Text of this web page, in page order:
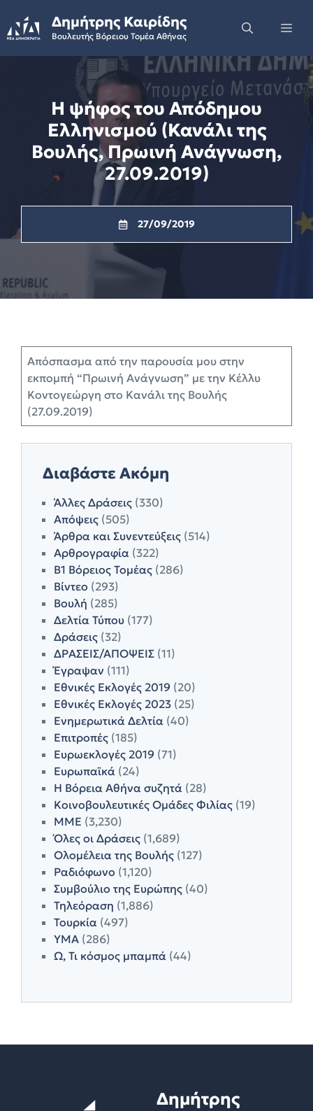
to
content
Δημήτρης Καιρίδης
Βουλευτής Βόρειου Τομέα Αθήνας
Η ψήφος του Απόδημου
Ελληνισμού (Κανάλι της
Βουλής, Πρωινή Ανάγνωση,
27.09.2019)
27/09/2019
Aπόσπασμα από την παρουσία μου στην
εκπομπή “Πρωινή Ανάγνωση” με την Κέλλυ
Κοντογεώργη στο Κανάλι της Βουλής
(27.09.2019)
Διαβάστε Ακόμη
Άλλες Δράσεις (330)
Απόψεις (505)
Άρθρα και Συνεντεύξεις (514)
Αρθρογραφία (322)
Β1 Βόρειος Τομέας (286)
Βίντεο (293)
Βουλή (285)
Δελτία Τύπου (177)
Δράσεις (32)
ΔΡΑΣΕΙΣ/ΑΠΟΨΕΙΣ (11)
Έγραψαν (111)
Εθνικές Εκλογές 2019 (20)
Εθνικές Εκλογές 2023 (25)
Ενημερωτικά Δελτία (40)
Επιτροπές (185)
Ευρωεκλογές 2019 (71)
Ευρωπαϊκά (24)
Η Βόρεια Αθήνα συζητά (28)
Κοινοβουλευτικές Ομάδες Φιλίας (19)
ΜΜΕ (3,230)
Όλες οι Δράσεις (1,689)
Ολομέλεια της Βουλής (127)
Ραδιόφωνο (1,120)
Συμβούλιο της Ευρώπης (40)
Τηλεόραση (1,886)
Τουρκία (497)
ΥΜΑ (286)
Ω, Τι κόσμος μπαμπά (44)
Δημήτρης